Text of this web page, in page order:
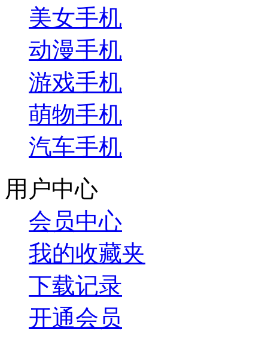
美女手机
动漫手机
游戏手机
萌物手机
汽车手机
用户中心
会员中心
我的收藏夹
下载记录
开通会员